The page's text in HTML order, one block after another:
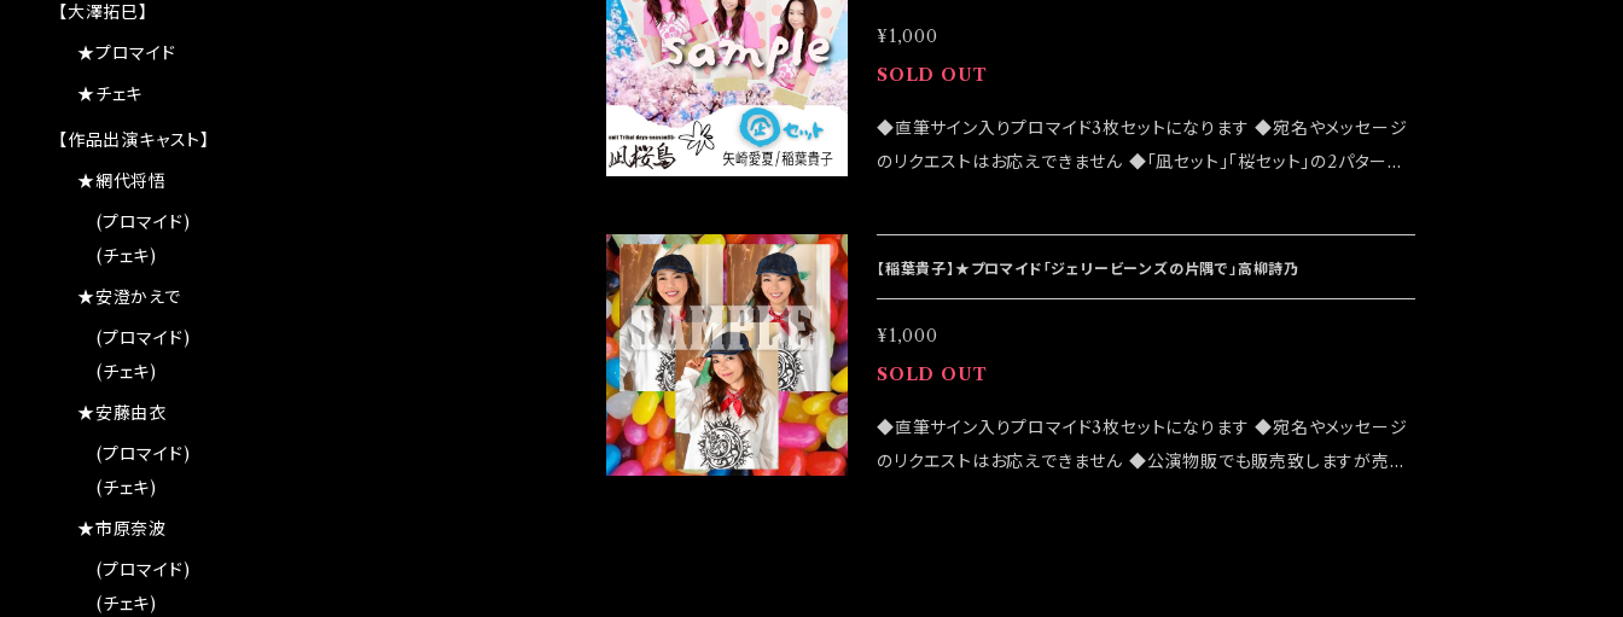
¥1,000
SOLD OUT
◆直筆サイン入りプロマイド3枚セットになります ◆宛名やメッセージ
のリクエストはお応えできません ◆「凪セット」「桜セット」の2パターン
ざいます ◆確実にお手にしたいお客様はこちらのオンラインショップで
のご注文をお願い致します ◆発送は 2022/03/20イベント「大感謝
祭」後になります
【稲葉貴子】★プロマイド「ジェリービーンズの片隅で」高柳詩乃
¥1,000
SOLD OUT
◆直筆サイン入りプロマイド3枚セットになります ◆宛名やメッセージ
のリクエストはお応えできません ◆公演物販でも販売致しますが売切
【大澤拓巳】
★プロマイド
★チェキ
【作品出演キャスト】
★網代将悟
(プロマイド)
(チェキ)
★安澄かえで
(プロマイド)
(チェキ)
★安藤由衣
(プロマイド)
(チェキ)
★市原奈波
(プロマイド)
(チェキ)